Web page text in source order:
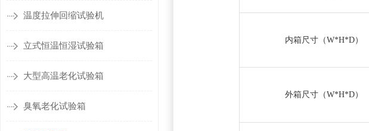
温度拉伸回缩试验机
立式恒温恒湿试验箱
大型高温老化试验箱
臭氧老化试验箱
内箱尺寸（W*H*D）
外箱尺寸（W*H*D）